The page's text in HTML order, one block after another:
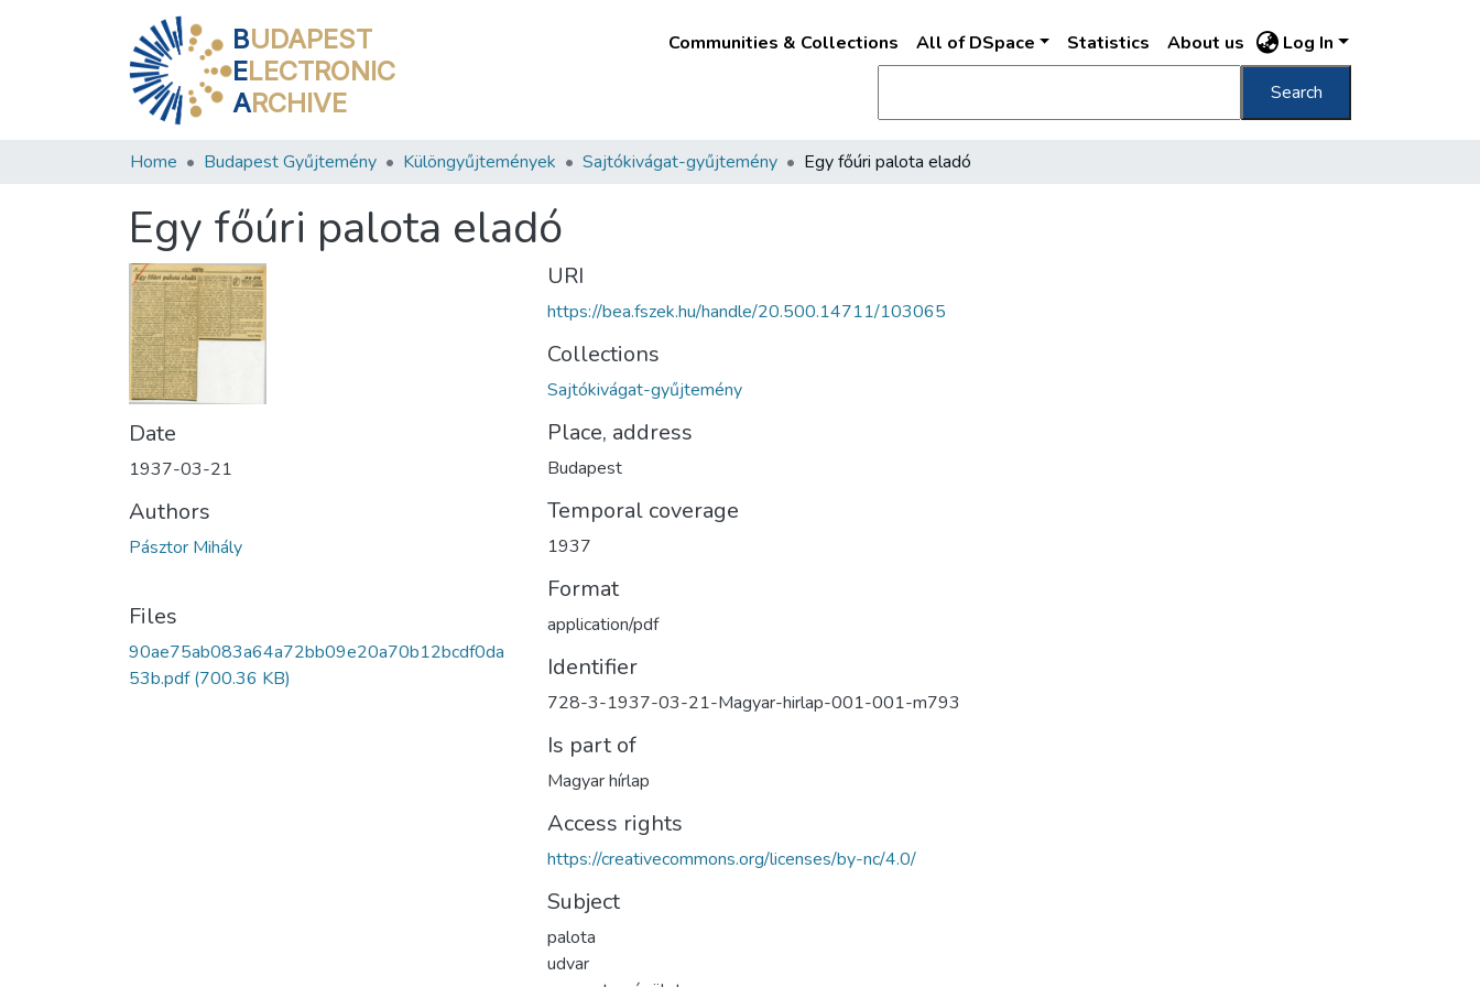
BUDAPEST
ELECTRONIC
ARCHIVE
Communities & Collections All of DSpace Statistics About us Log In
Search
Home Budapest Gyűjtemény Különgyűjtemények Sajtókivágat-gyűjtemény Egy főúri palota eladó
Egy főúri palota eladó
Date
1937-03-21
Authors
Pásztor Mihály
Files
90ae75ab083a64a72bb09e20a70b12bcdf0da
53b.pdf(700.36 KB)
URI
https://bea.fszek.hu/handle/20.500.14711/103065
Collections
Sajtókivágat-gyűjtemény
Place, address
Budapest
Temporal coverage
1937
Format
application/pdf
Identifier
728-3-1937-03-21-Magyar-hirlap-001-001-m793
Is part of
Magyar hírlap
Access rights
https://creativecommons.org/licenses/by-nc/4.0/
Subject
palota
udvar